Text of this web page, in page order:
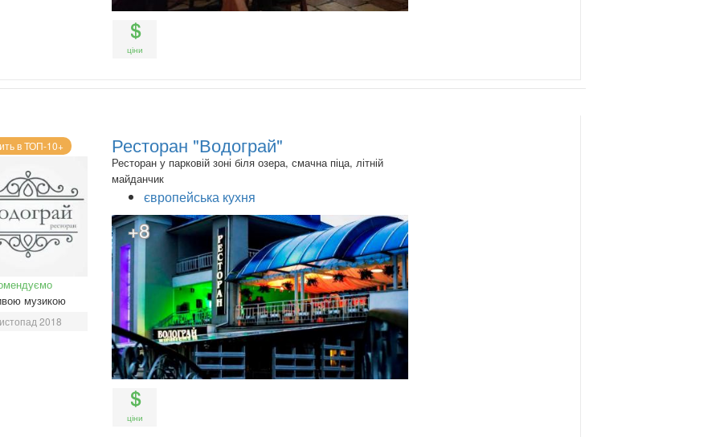
ціни
в ТОП-10+
музикою
2018
Ресторан "Водограй"
Ресторан у парковій зоні біля озера, смачна піца, літній
майданчик
європейська кухня
+8
ціни